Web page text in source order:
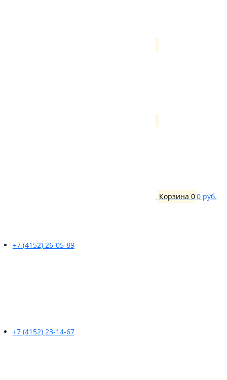
Корзина 00 руб.
+7 (4152) 26-05-89
+7 (4152) 23-14-67